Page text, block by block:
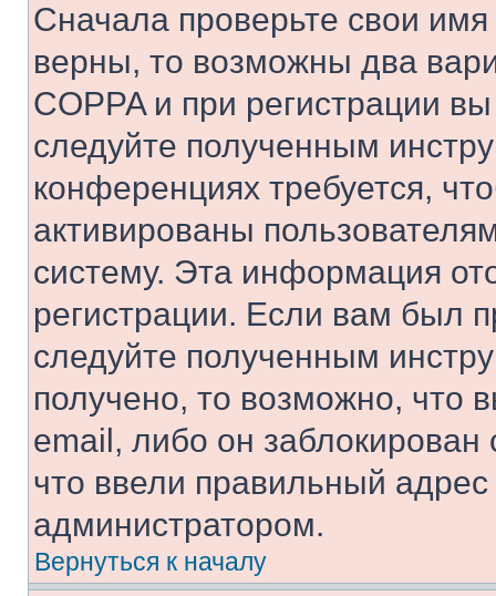
Сначала проверьте свои
верны, то возможны два
COPPA и при регистрации
следуйте полученным
конференциях требуется,
активированы
систему. Эта информация
регистрации. Если вам был
следуйте полученным
получено, то возможно, что
email, либо он
что ввели правильный адрес
администратором.
Вернуться к началу